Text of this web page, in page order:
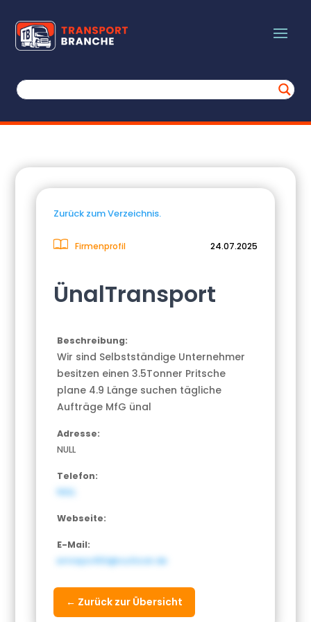
Zurück zum Verzeichnis.
Firmenprofil 24.07.2025
ÜnalTransport
Beschreibung:
Wir sind Selbstständige Unternehmer
besitzen einen 3.5Tonner Pritsche
plane 4.9 Länge suchen tägliche
Aufträge MfG ünal
Adresse:
NULL
Telefon:
NULL
Webseite:
E-Mail:
emreps450@outlook.de
← Zurück zur Übersicht